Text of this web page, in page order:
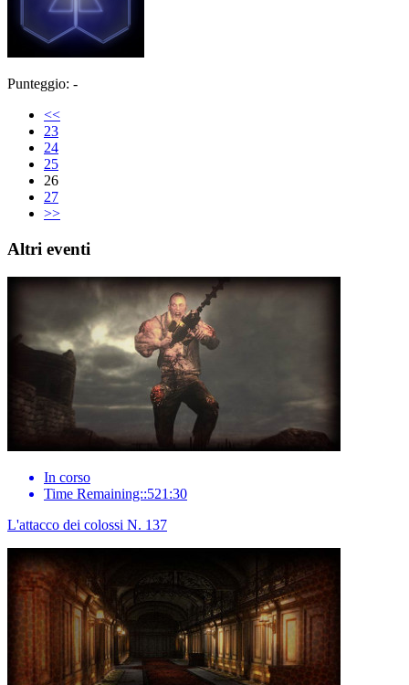
Punteggio: -
<<
23
24
25
26
27
>>
Altri eventi
In corso
Time Remaining::521:30
L'attacco dei colossi N. 137